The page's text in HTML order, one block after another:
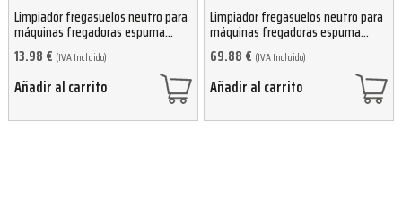
Limpiador fregasuelos neutro para
máquinas fregadoras espuma
controlada 5kg
13.98 € (IVA Incluido)
Añadir al carrito
Limpiador fregasuelos neutro para
máquinas fregadoras espuma
controlada 25kg
69.88 € (IVA Incluido)
Añadir al carrito